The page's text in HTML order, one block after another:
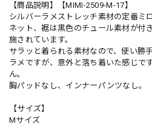
【商品説明】【MIMI-2509-M-17】
シルバーラメストレッチ素材の定番ミ
ネット、裾は黒色のチュール素材が付
施されています。
サラッと着られる素材なので、使い勝
ラメですが、意外と落ち着いた感じで
ん。
胸パッドなし、インナーパンツなし。
【サイズ】
Mサイズ